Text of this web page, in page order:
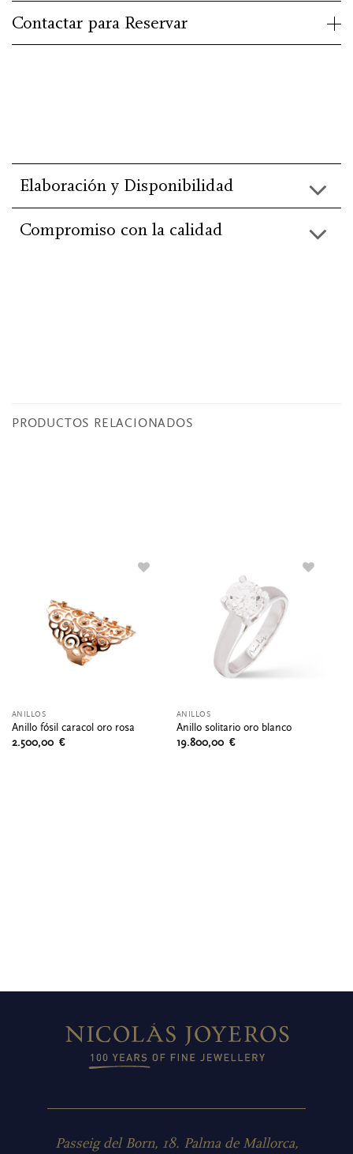
Contactar para Reservar
Elaboración y Disponibilidad
Compromiso con la calidad
PRODUCTOS RELACIONADOS
ANILLOS
Anillo fósil caracol oro rosa
2.500,00 €
ANILLOS
Anillo solitario oro blanco
19.800,00 €
Passeig del Born, 18. Palma de Mallorca,